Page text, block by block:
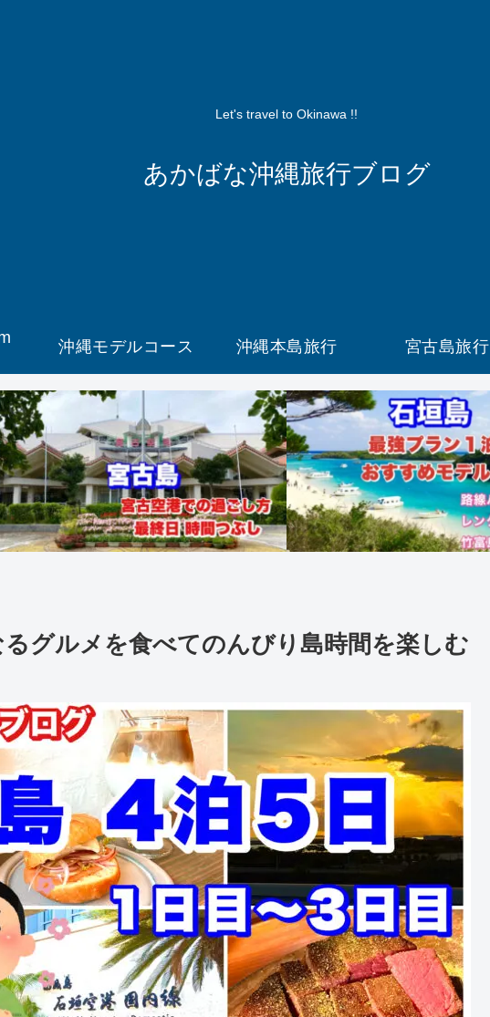
Let's travel to Okinawa !!
あかばな沖縄旅行ブログ
沖縄モデルコース 沖縄本島旅行 宮古島旅行
るグルメを食べてのんびり島時間を楽しむ